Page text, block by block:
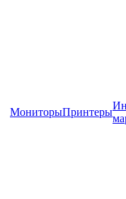
МониторыПринтеры